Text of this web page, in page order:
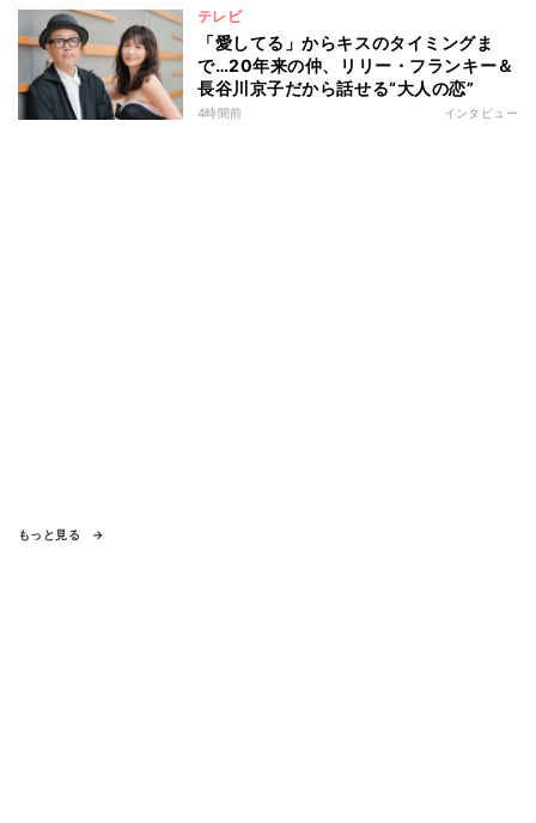
テレビ
「愛してる」からキスのタイミングま
で…20年来の仲、リリー・フランキー＆
長谷川京子だから話せる“大人の恋”
4時間前 インタビュー
もっと見る